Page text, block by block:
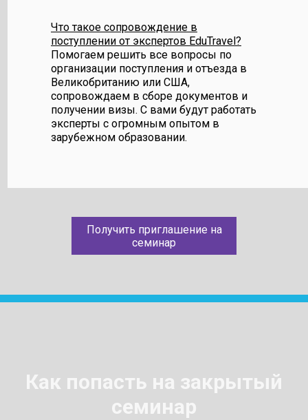
Получить приглашение на
семинар
Что такое сопровождение в
поступлении от экспертов EduTravel?
Помогаем решить все вопросы по
организации поступления и отъезда в
Великобританию или США,
сопровождаем в сборе документов и
получении визы. С вами будут работать
эксперты с огромным опытом в
зарубежном образовании.
Как попасть на закрытый
семинар